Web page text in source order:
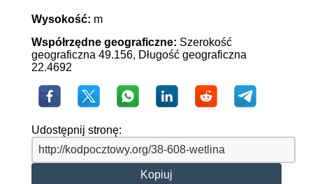
Wysokość: m
Współrzędne geograficzne: Szerokość
geograficzna 49.156, Długość geograficzna
22.4692
Udostępnij stronę:
Kopiuj